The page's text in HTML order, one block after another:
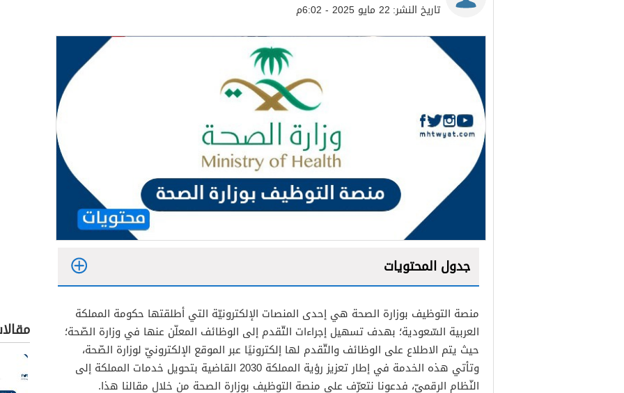
تاريخ النشر: 22 مايو 2025 - 6:02م
جدول المحتويات
منصة التوظيف بوزارة الصحة هي إحدى المنصات الإلكترونيّة التي أطلقتها حكومة المملكة
العربية السّعودية؛ بهدف تسهيل إجراءات التّقدم إلى الوظائف المعلّن عنها في وزارة الصّحة؛
حيث يتم الاطلاع على الوظائف والتّقدم لها إلكترونيًا عبر الموقع الإلكترونيّ لوزارة الصّحة،
وتأتي هذه الخدمة في إطار تعزيز رؤية المملكة 2030 القاضية بتحويل خدمات المملكة إلى
النّظام الرقميّ، فدعونا نتعرّف على منصة التوظيف بوزارة الصحة من خلال مقالنا هذا.